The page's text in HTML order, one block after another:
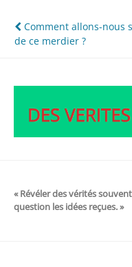
Navigation
de
Comment allons-nous
de ce merdier ?
« Révéler des vérités
question les idées reçues. »